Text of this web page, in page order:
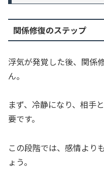
関係修復のステップ
浮気が発覚した後、関係
ん。
まず、冷静になり、相手
要です。
この段階では、感情より
ょう。